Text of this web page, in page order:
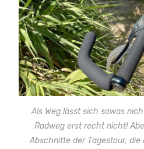
Als Weg lässt sich sowas
Radweg erst recht nicht!
Abschnitte der Tagestour,